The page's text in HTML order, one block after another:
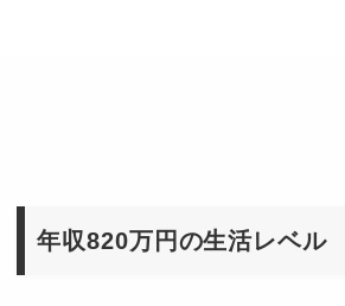
年収820万円の生活レベル